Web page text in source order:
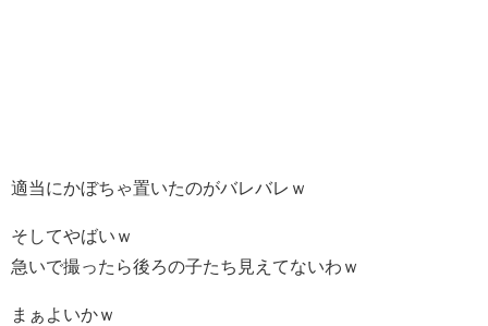
適当にかぼちゃ置いたのがバレバレｗ
そしてやばいｗ
急いで撮ったら後ろの子たち見えてないわｗ
まぁよいかｗ